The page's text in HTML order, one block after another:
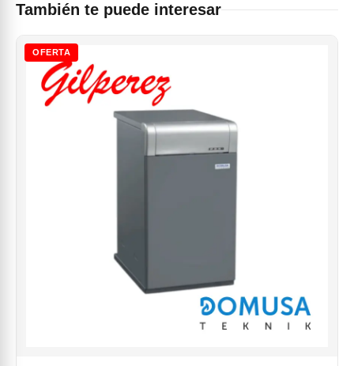
También te puede interesar
OFERTA